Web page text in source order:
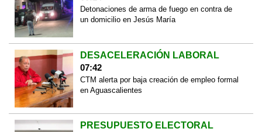
Detonaciones de arma de fuego en contra de
un domicilio en Jesús María
DESACELERACIÓN LABORAL
07:42
CTM alerta por baja creación de empleo formal
en Aguascalientes
PRESUPUESTO ELECTORAL